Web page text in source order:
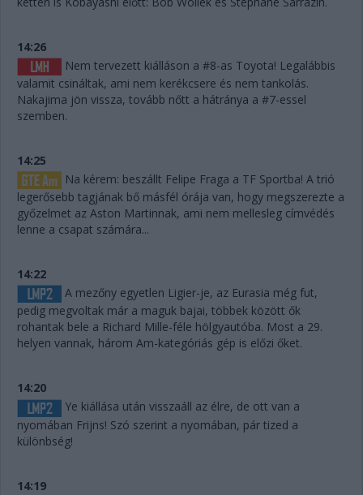
14:26
Nem tervezett kiálláson a #8-as Toyota! Legalábbis
valamit csináltak, ami nem kerékcsere és nem tankolás.
Nakajima jön vissza, tovább nőtt a hátránya a #7-essel
szemben.
14:25
Na kérem: beszállt Felipe Fraga a TF Sportba! A trió
legerősebb tagjának bő másfél órája van, hogy megszerezte a
győzelmet az Aston Martinnak, ami nem mellesleg címvédés
lenne a csapat számára...
14:22
A mezőny egyetlen Ligier-je, az Eurasia még fut,
pedig megvoltak már a maguk bajai, többek között ők
rohantak bele a Richard Mille-féle hölgyautóba. Most a 29.
helyen vannak, három Am-kategóriás gép is előzi őket.
14:20
Ye kiállása után visszaáll az élre, de ott van a
nyomában Frijns! Szó szerint a nyomában, pár tized a
különbség!
14:19